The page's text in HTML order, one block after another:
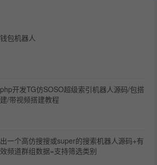
钱包机器人
php开发TG仿SOSO超级索引机器人源码/包搭
建/带视频搭建教程
出一个高仿搜搜或super的搜索机器人源码+有
效频道群组数据=支持筛选类别